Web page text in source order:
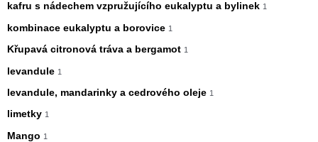
kafru s nádechem vzpružujícího eukalyptu a bylinek 1
kombinace eukalyptu a borovice 1
Křupavá citronová tráva a bergamot 1
levandule 1
levandule, mandarinky a cedrového oleje 1
limetky 1
Mango 1